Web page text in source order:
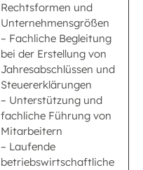
Rechtsformen und
Unternehmensgrößen
– Fachliche Begleitung
bei der Erstellung von
Jahresabschlüssen und
Steuererklärungen
– Unterstützung und
fachliche Führung von
Mitarbeitern
– Laufende
betriebswirtschaftliche